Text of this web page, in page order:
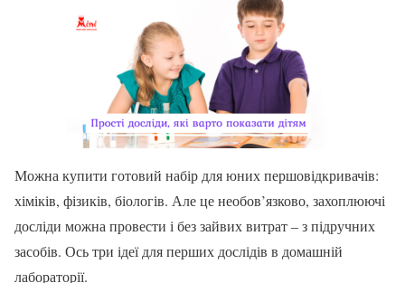
Можна купити готовий набір для юних першовідкривачів:
хіміків, фізиків, біологів. Але це необов’язково, захоплюючі
досліди можна провести і без зайвих витрат – з підручних
засобів. Ось три ідеї для перших дослідів в домашній
лабораторії.